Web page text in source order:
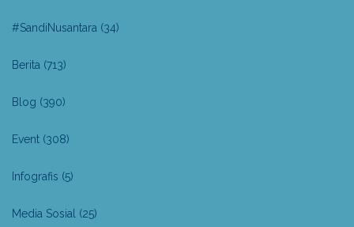
#SandiNusantara (34)
Berita (713)
Blog (390)
Event (308)
Infografis (5)
Media Sosial (25)